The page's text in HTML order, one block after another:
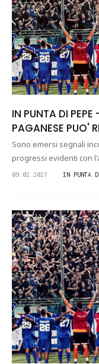
IN PUNTA DI
PAGANESE PUO'
Sono emersi segnali
progressi evidenti con
09.02.2021 IN PUNTA